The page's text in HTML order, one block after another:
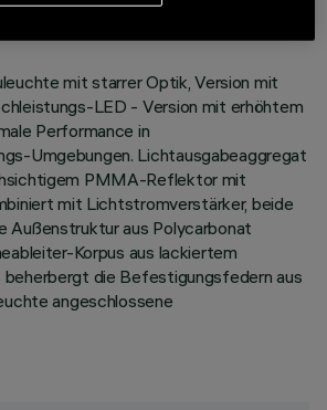
mit starrer Optik, Version mit
LED - Version mit erhöhtem
Performance in
Umgebungen. Lichtausgabeaggregat
PMMA-Reflektor mit
mit Lichtstromverstärker, beide
Außenstruktur aus Polycarbonat
Korpus aus lackiertem
beherbergt die Befestigungsfedern aus
angeschlossene